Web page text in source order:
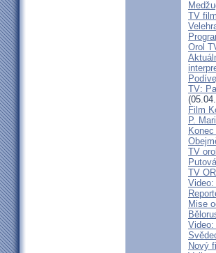
TV
Orol
TV:
Film
P.
TV
TV
Mise
Nový